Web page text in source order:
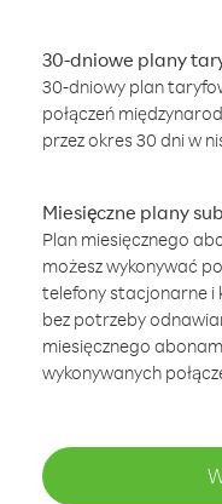
30-dniowe plany
30-dniowy plan
połączeń
przez okres 30 dni w
Miesięczne plany
Plan miesięcznego
możesz wykonywać
telefony stacjonarne i
bez potrzeby
miesięcznego
wykonywanych